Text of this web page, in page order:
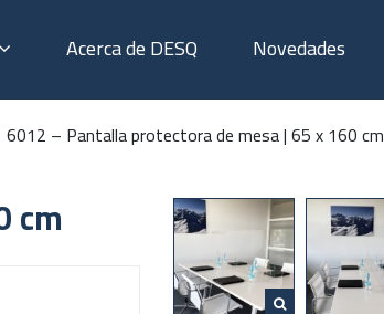
Acerca de DESQ Novedades
6012 – Pantalla protectora de mesa | 65 x 160 cm
cm